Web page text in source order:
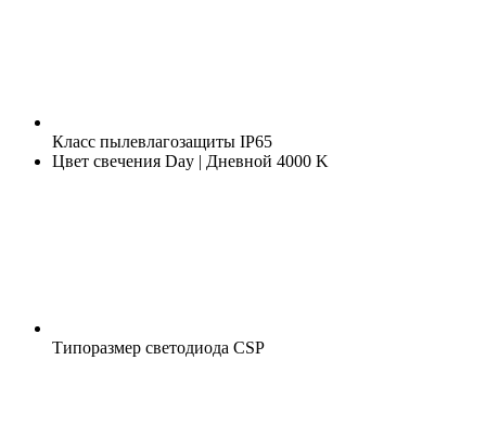
Класс пылевлагозащиты IP65
Цвет свечения Day | Дневной 4000 K
Типоразмер светодиода CSP